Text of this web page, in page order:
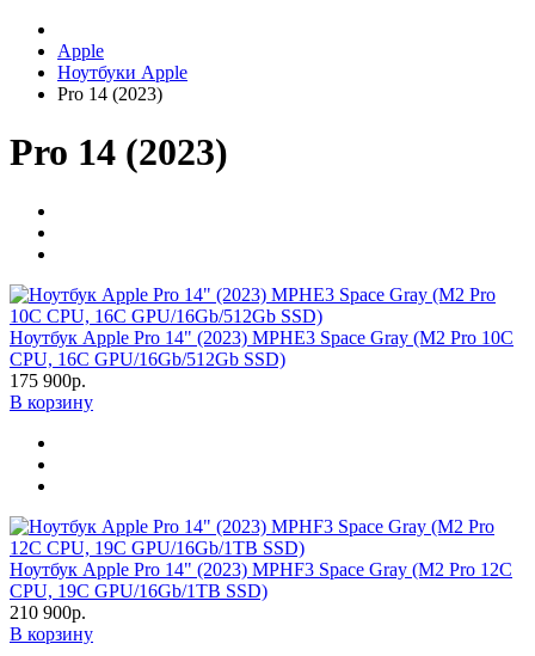
Apple
Ноутбуки Apple
Pro 14 (2023)
Pro 14 (2023)
Ноутбук Apple Pro 14" (2023) MPHE3 Space Gray (M2 Pro 10C
CPU, 16C GPU/16Gb/512Gb SSD)
175 900р.
В корзину
Ноутбук Apple Pro 14" (2023) MPHF3 Space Gray (M2 Pro 12C
CPU, 19C GPU/16Gb/1TB SSD)
210 900р.
В корзину